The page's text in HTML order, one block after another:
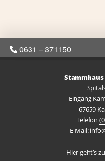
0631 – 371150
Eingang
67659
Telefon
E-Mail:
Hier geht’s